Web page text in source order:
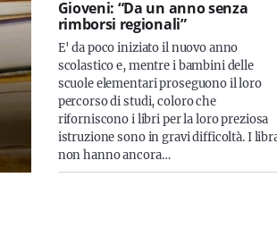
Gioveni: “Da un anno senza
rimborsi regionali”
E' da poco iniziato il nuovo anno
scolastico e, mentre i bambini delle
scuole elementari proseguono il loro
percorso di studi, coloro che
riforniscono i libri per la loro preziosa
istruzione sono in gravi difficoltà. I
non hanno ancora…